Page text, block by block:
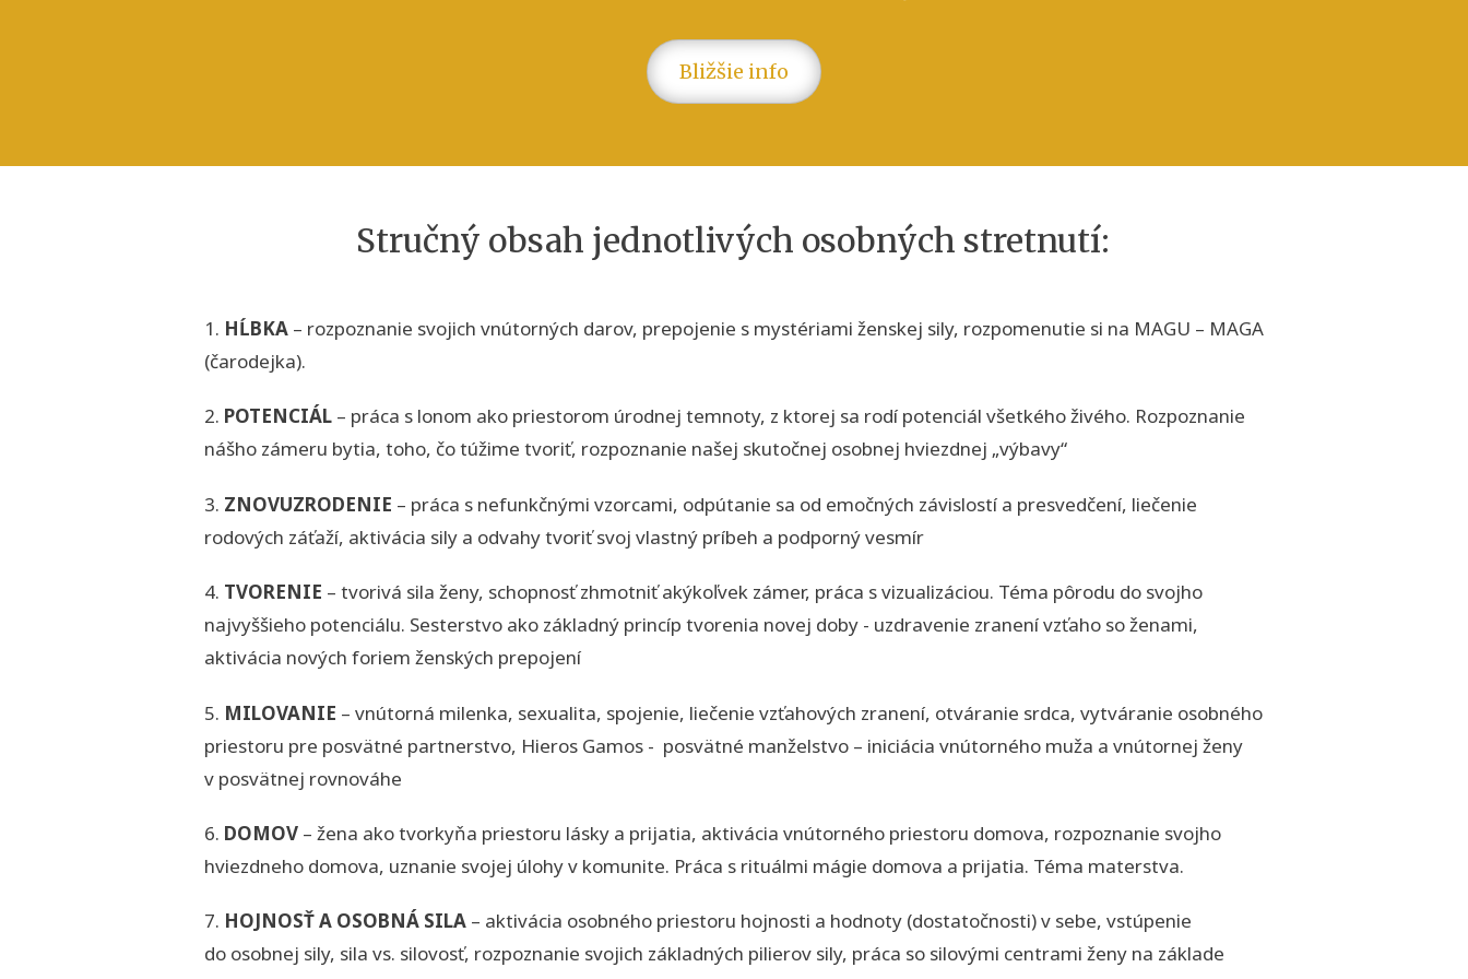
Bližšie info
Stručný obsah jednotlivých osobných stretnutí:
1. HĹBKA – rozpoznanie svojich vnútorných darov, prepojenie s mystériami ženskej sily, rozpomenutie si na MAGU – MAGA
(čarodejka).
2. POTENCIÁL – práca s lonom ako priestorom úrodnej temnoty, z ktorej sa rodí potenciál všetkého živého. Rozpoznanie
nášho zámeru bytia, toho, čo túžime tvoriť, rozpoznanie našej skutočnej osobnej hviezdnej „výbavy“
3. ZNOVUZRODENIE – práca s nefunkčnými vzorcami, odpútanie sa od emočných závislostí a presvedčení, liečenie
rodových záťaží, aktivácia sily a odvahy tvoriť svoj vlastný príbeh a podporný vesmír
4. TVORENIE – tvorivá sila ženy, schopnosť zhmotniť akýkoľvek zámer, práca s vizualizáciou. Téma pôrodu do svojho
najvyššieho potenciálu. Sesterstvo ako základný princíp tvorenia novej doby - uzdravenie zranení vzťaho so ženami,
aktivácia nových foriem ženských prepojení
5. MILOVANIE – vnútorná milenka, sexualita, spojenie, liečenie vzťahových zranení, otváranie srdca, vytváranie osobného
priestoru pre posvätné partnerstvo, Hieros Gamos - posvätné manželstvo – iniciácia vnútorného muža a vnútornej ženy
v posvätnej rovnováhe
6. DOMOV – žena ako tvorkyňa priestoru lásky a prijatia, aktivácia vnútorného priestoru domova, rozpoznanie svojho
hviezdneho domova, uznanie svojej úlohy v komunite. Práca s rituálmi mágie domova a prijatia. Téma materstva.
7. HOJNOSŤ A OSOBNÁ SILA – aktivácia osobného priestoru hojnosti a hodnoty (dostatočnosti) v sebe, vstúpenie
do osobnej sily, sila vs. silovosť, rozpoznanie svojich základných pilierov sily, práca so silovými centrami ženy na základe